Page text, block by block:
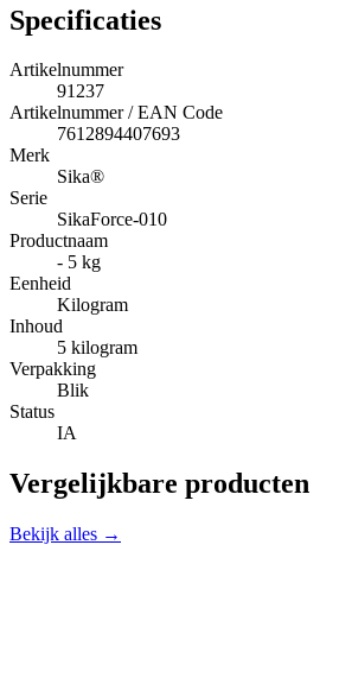
Specificaties
Artikelnummer
91237
Artikelnummer / EAN Code
7612894407693
Merk
Sika®
Serie
SikaForce-010
Productnaam
- 5 kg
Eenheid
Kilogram
Inhoud
5 kilogram
Verpakking
Blik
Status
IA
Vergelijkbare producten
Bekijk alles →